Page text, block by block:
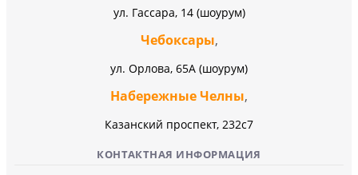
ул. Гассара, 14 (шоурум)
Чебоксары,
ул. Орлова, 65А (шоурум)
Набережные Челны,
Казанский проспект, 232c7
КОНТАКТНАЯ ИНФОРМАЦИЯ